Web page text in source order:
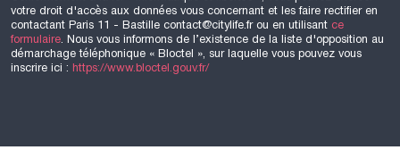
votre droit d'accès aux données vous concernant et les faire rectifier en
contactant Paris 11 - Bastille contact@citylife.fr ou en utilisant ce
formulaire. Nous vous informons de l’existence de la liste d'opposition au
démarchage téléphonique « Bloctel », sur laquelle vous pouvez vous
inscrire ici : https://www.bloctel.gouv.fr/